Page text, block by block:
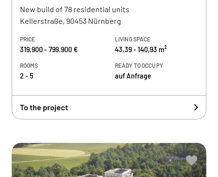
New build of 78 residential units
Kellerstraße, 90453 Nürnberg
PRICE
319.900 - 799.900 €
LIVING SPACE
43,39 - 140,93 m²
ROOMS
2 - 5
READY TO OCCUPY
auf Anfrage
To the project